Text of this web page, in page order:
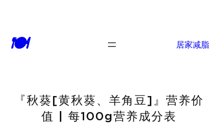
🍽 居家减脂
『秋葵[黄秋葵、羊角豆]』营养价
值 | 每100g营养成分表